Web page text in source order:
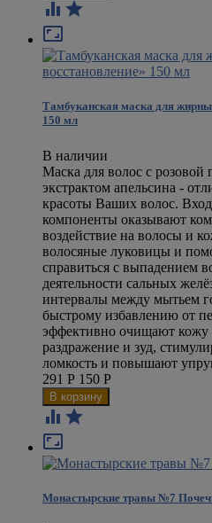
 

Тамбуканская маска для
150 мл
В наличии
Маска для волос с розовой
экстрактом апельсина -
красоты Ваших волос.
компоненты оказывают
воздействие на волосы и
волосяные луковицы и
справиться с выпадением
деятельности сальных
интервалы между мытьем
быстрому избавлению от
эффективно очищают
раздражение и зуд,
ломкость и повышают
291 Р 150 Р
 

Монастырские травы №7